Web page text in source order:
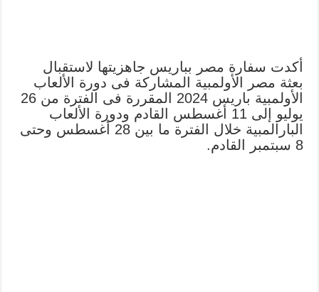
أكدت سفارة مصر بباريس جاهزيتها لاستقبال
بعثة مصر الأولمبية المشاركة فى دورة الألعاب
الأولمبية باريس 2024 المقررة فى الفترة من 26
يوليو إلى 11 أغسطس القادم ودورة الألعاب
البارالمبية خلال الفترة ما بين 28 أغسطس وحتى
8 سبتمبر القادم.